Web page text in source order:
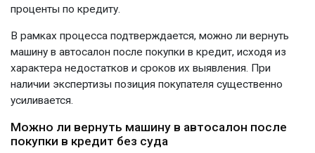
проценты по кредиту.
В рамках процесса подтверждается, можно ли вернуть
машину в автосалон после покупки в кредит, исходя из
характера недостатков и сроков их выявления. При
наличии экспертизы позиция покупателя существенно
усиливается.
Можно ли вернуть машину в автосалон после
покупки в кредит без суда